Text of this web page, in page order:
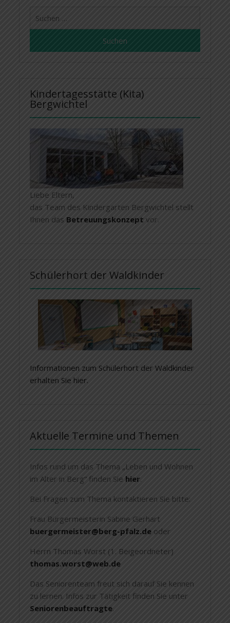
Kindertagesstätte (Kita)
Bergwichtel
Liebe Eltern,
das Team des Kindergarten Bergwichtel stellt
Ihnen das Betreuungskonzept vor.
Schülerhort der Waldkinder
Informationen zum Schülerhort der Waldkinder
erhalten Sie hier.
Aktuelle Termine und Themen
Infos rund um das Thema „Leben und Wohnen
im Alter in Berg“ finden Sie hier.
Bei Fragen zum Thema kontaktieren Sie bitte:
Frau Bürgermeisterin Sabine Gerhart
buergermeister@berg-pfalz.de oder
Herrn Thomas Worst (1. Beigeordneter)
thomas.worst@web.de
Das Seniorenteam freut sich darauf Sie kennen
zu lernen. Infos zur Tätigkeit finden Sie unter
Seniorenbeauftragte.